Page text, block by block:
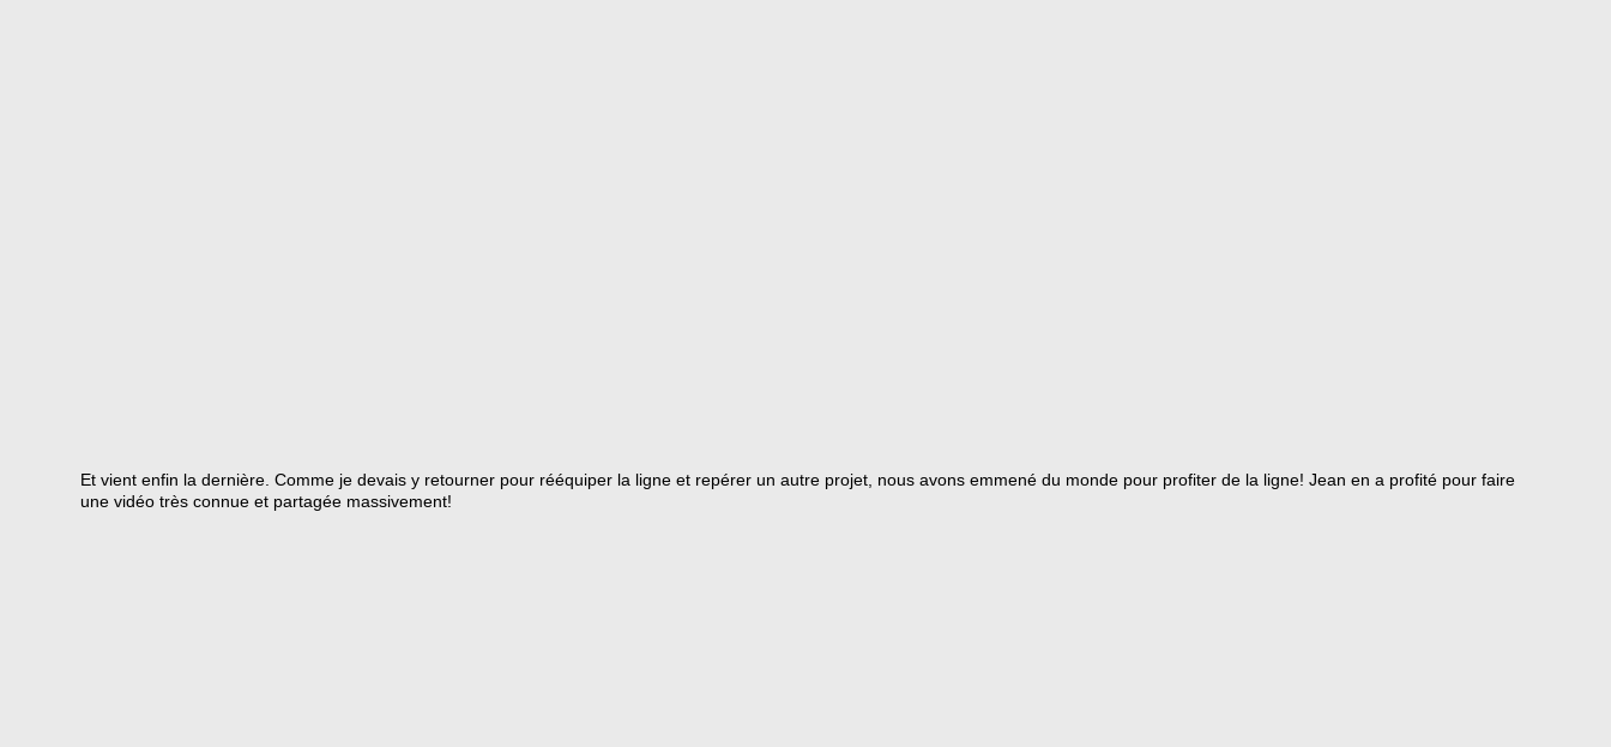
Et vient enfin la dernière. Comme je devais y retourner pour rééquiper la ligne et repérer un autre projet, nous avons emmené du monde pour profiter de la ligne! Jean en a profité pour faire
une vidéo très connue et partagée massivement!